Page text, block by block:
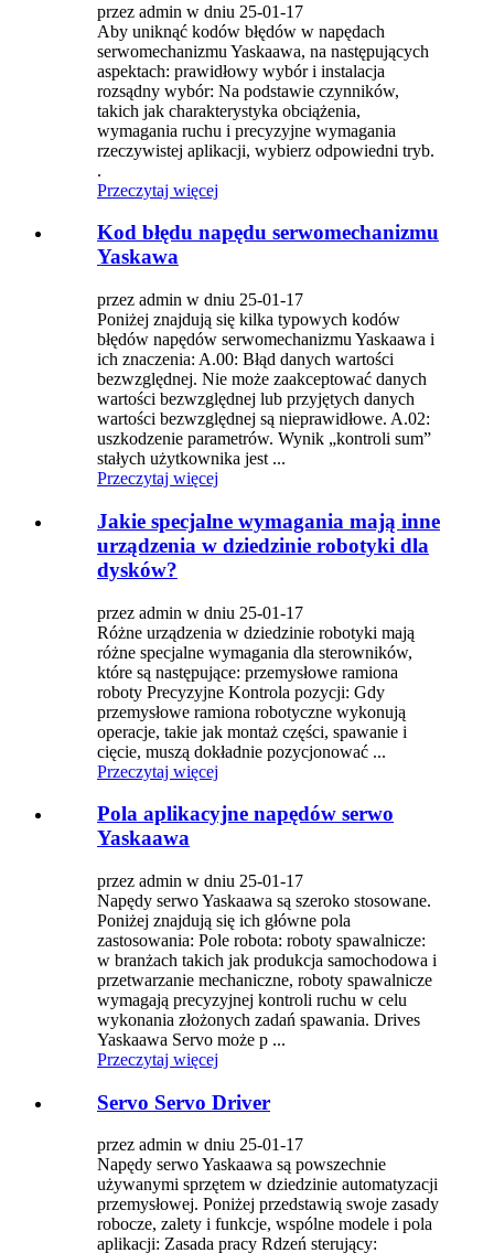
przez admin w dniu 25-01-17
Aby uniknąć kodów błędów w napędach
serwomechanizmu Yaskaawa, na następujących
aspektach: prawidłowy wybór i instalacja
rozsądny wybór: Na podstawie czynników,
takich jak charakterystyka obciążenia,
wymagania ruchu i precyzyjne wymagania
rzeczywistej aplikacji, wybierz odpowiedni tryb.
.
Przeczytaj więcej
Kod błędu napędu serwomechanizmu
Yaskawa
przez admin w dniu 25-01-17
Poniżej znajdują się kilka typowych kodów
błędów napędów serwomechanizmu Yaskaawa i
ich znaczenia: A.00: Błąd danych wartości
bezwzględnej. Nie może zaakceptować danych
wartości bezwzględnej lub przyjętych danych
wartości bezwzględnej są nieprawidłowe. A.02:
uszkodzenie parametrów. Wynik „kontroli sum”
stałych użytkownika jest ...
Przeczytaj więcej
Jakie specjalne wymagania mają inne
urządzenia w dziedzinie robotyki dla
dysków?
przez admin w dniu 25-01-17
Różne urządzenia w dziedzinie robotyki mają
różne specjalne wymagania dla sterowników,
które są następujące: przemysłowe ramiona
roboty Precyzyjne Kontrola pozycji: Gdy
przemysłowe ramiona robotyczne wykonują
operacje, takie jak montaż części, spawanie i
cięcie, muszą dokładnie pozycjonować ...
Przeczytaj więcej
Pola aplikacyjne napędów serwo
Yaskaawa
przez admin w dniu 25-01-17
Napędy serwo Yaskaawa są szeroko stosowane.
Poniżej znajdują się ich główne pola
zastosowania: Pole robota: roboty spawalnicze:
w branżach takich jak produkcja samochodowa i
przetwarzanie mechaniczne, roboty spawalnicze
wymagają precyzyjnej kontroli ruchu w celu
wykonania złożonych zadań spawania. Drives
Yaskaawa Servo może p ...
Przeczytaj więcej
Servo Servo Driver
przez admin w dniu 25-01-17
Napędy serwo Yaskaawa są powszechnie
używanymi sprzętem w dziedzinie automatyzacji
przemysłowej. Poniżej przedstawią swoje zasady
robocze, zalety i funkcje, wspólne modele i pola
aplikacji: Zasada pracy Rdzeń sterujący: